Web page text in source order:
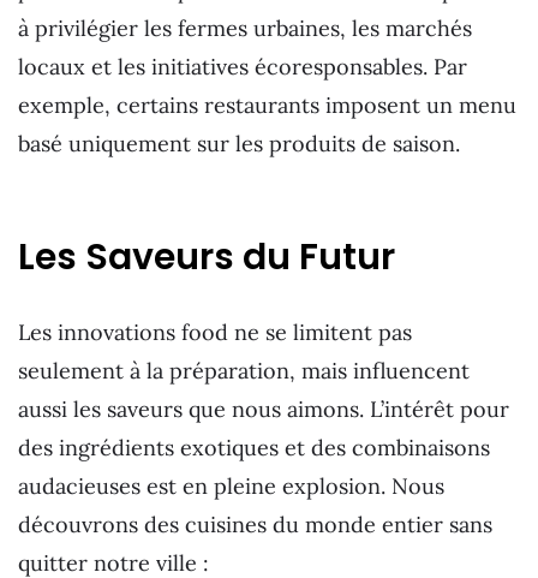
à privilégier les fermes urbaines, les marchés
locaux et les initiatives écoresponsables. Par
exemple, certains restaurants imposent un menu
basé uniquement sur les produits de saison.
Les Saveurs du Futur
Les innovations food ne se limitent pas
seulement à la préparation, mais influencent
aussi les saveurs que nous aimons. L’intérêt pour
des ingrédients exotiques et des combinaisons
audacieuses est en pleine explosion. Nous
découvrons des cuisines du monde entier sans
quitter notre ville :